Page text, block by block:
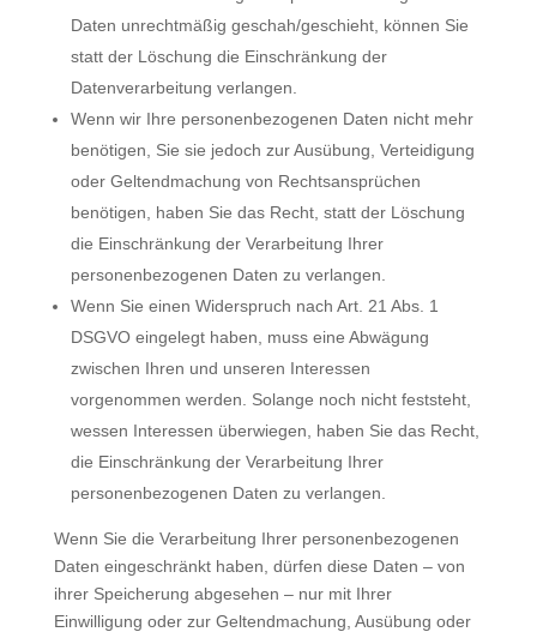
Daten unrechtmäßig geschah/geschieht, können Sie
statt der Löschung die Einschränkung der
Datenverarbeitung verlangen.
Wenn wir Ihre personenbezogenen Daten nicht mehr
benötigen, Sie sie jedoch zur Ausübung, Verteidigung
oder Geltendmachung von Rechtsansprüchen
benötigen, haben Sie das Recht, statt der Löschung
die Einschränkung der Verarbeitung Ihrer
personenbezogenen Daten zu verlangen.
Wenn Sie einen Widerspruch nach Art. 21 Abs. 1
DSGVO eingelegt haben, muss eine Abwägung
zwischen Ihren und unseren Interessen
vorgenommen werden. Solange noch nicht feststeht,
wessen Interessen überwiegen, haben Sie das Recht,
die Einschränkung der Verarbeitung Ihrer
personenbezogenen Daten zu verlangen.
Wenn Sie die Verarbeitung Ihrer personenbezogenen
Daten eingeschränkt haben, dürfen diese Daten – von
ihrer Speicherung abgesehen – nur mit Ihrer
Einwilligung oder zur Geltendmachung, Ausübung oder